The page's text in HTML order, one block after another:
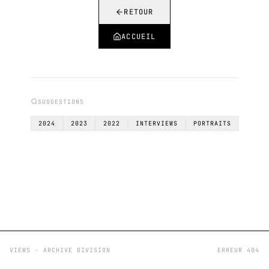
RETOUR
ACCUEIL
SUGGESTIONS
2024 2023 2022 INTERVIEWS PORTRAITS
VIEWS - ARCHIVE DIVISION ERREUR 404